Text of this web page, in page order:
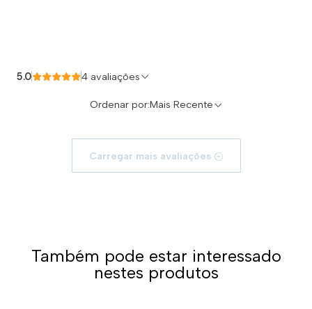
treinos ou competições. A densidade específica do
silicone faz dela uma touca muito forte e flexível.
5.0 4 avaliações
Ordenar por:Mais Recente
Carregar mais avaliações
Também pode estar interessado
nestes produtos